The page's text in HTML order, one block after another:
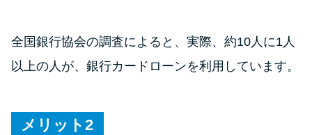
お金を借りる3つのポイント
その他コラム
全国銀行協会の調査によると、実際、約10人に1人
以上の人が、銀行カードローンを利用しています。
メリット